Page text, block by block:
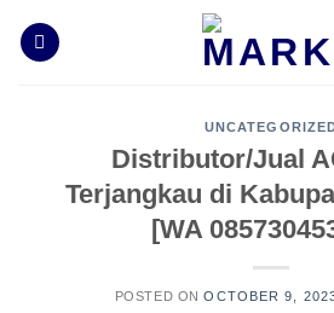
Distributor/Jual
Terjangkau di
[WA
POSTED ONOCTOBER 9,